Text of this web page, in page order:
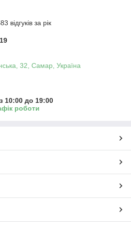
відгуків за рік
32, Самар, Україна
10:00 до 19:00
роботи